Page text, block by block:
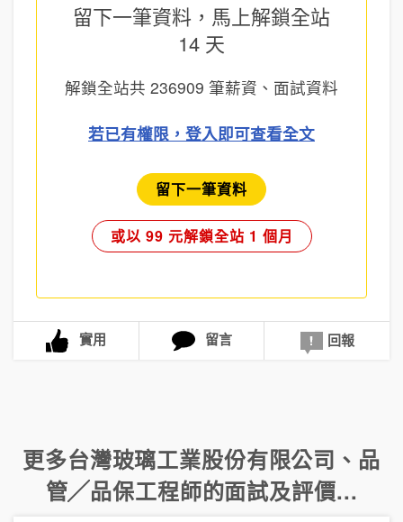
留下一筆資料，馬上解鎖全站
14 天
解鎖全站共 236909 筆薪資、面試資料
若已有權限，登入即可查看全文
留下一筆資料
或以 99 元解鎖全站 1 個月
實用 留言 回報
更多台灣玻璃工業股份有限公司 、 品
管╱品保工程師的面試及評價...